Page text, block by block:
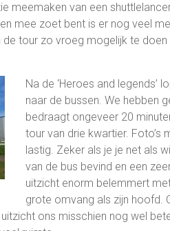
meemaken van een
mee zoet bent is er nog veel
tour zo vroeg mogelijk te
Na de ‘Heroes and legends’
naar de bussen. We hebben
bedraagt ongeveer 20
tour van drie kwartier. Foto’s
lastig. Zeker als je je net als
van de bus bevind en een
uitzicht enorm belemmert
grote omvang als zijn hoofd.
ons misschien nog wel